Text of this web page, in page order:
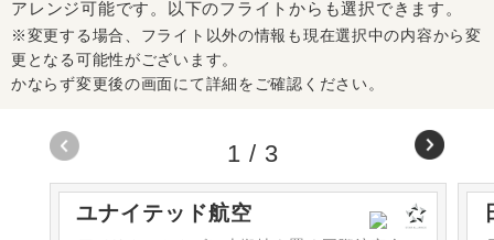
アレンジ可能です。以下のフライトからも選択できます。
※変更する場合、フライト以外の情報も現在選択中の内容から変
更となる可能性がございます。
かならず変更後の画面にて詳細をご確認ください。
ユナイテッド航空
1 / 3